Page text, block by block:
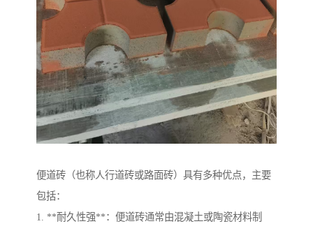
便道砖（也称人行道砖或路面砖）具有多种优点，主要
包括：
1. **耐久性强**：便道砖通常由混凝土或陶瓷材料制